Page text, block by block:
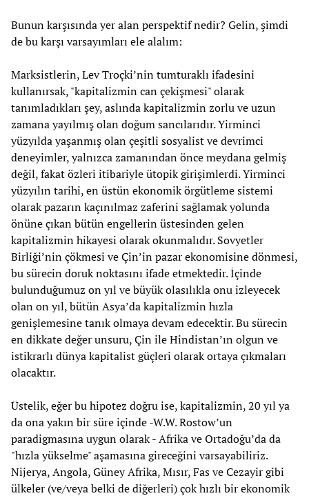
Bunun karşısında yer alan perspektif nedir? Gelin, şimdi
de bu karşı varsayımları ele alalım:
Marksistlerin, Lev Troçki’nin tumturaklı ifadesini
kullanırsak, "kapitalizmin can çekişmesi" olarak
tanımladıkları şey, aslında kapitalizmin zorlu ve uzun
zamana yayılmış olan doğum sancılarıdır. Yirminci
yüzyılda yaşanmış olan çeşitli sosyalist ve devrimci
deneyimler, yalnızca zamanından önce meydana gelmiş
değil, fakat özleri itibariyle ütopik girişimlerdi. Yirminci
yüzyılın tarihi, en üstün ekonomik örgütleme sistemi
olarak pazarın kaçınılmaz zaferini sağlamak yolunda
önüne çıkan bütün engellerin üstesinden gelen
kapitalizmin hikayesi olarak okunmalıdır. Sovyetler
Birliği’nin çökmesi ve Çin’in pazar ekonomisine dönmesi,
bu sürecin doruk noktasını ifade etmektedir. İçinde
bulunduğumuz on yıl ve büyük olasılıkla onu izleyecek
olan on yıl, bütün Asya’da kapitalizmin hızla
genişlemesine tanık olmaya devam edecektir. Bu sürecin
en dikkate değer unsuru, Çin ile Hindistan’ın olgun ve
istikrarlı dünya kapitalist güçleri olarak ortaya çıkmaları
olacaktır.
Üstelik, eğer bu hipotez doğru ise, kapitalizmin, 20 yıl ya
da ona yakın bir süre içinde -W.W. Rostow’un
paradigmasına uygun olarak - Afrika ve Ortadoğu’da da
"hızla yükselme" aşamasına gireceğini varsayabiliriz.
Nijerya, Angola, Güney Afrika, Mısır, Fas ve Cezayir gibi
ülkeler (ve/veya belki de diğerleri) çok hızlı bir ekonomik